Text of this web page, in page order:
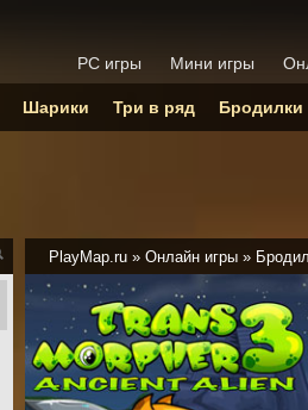
PlayMap.ru » Онлайн игры »
PC игры Мини игры
Шарики Три в ряд Бродилки